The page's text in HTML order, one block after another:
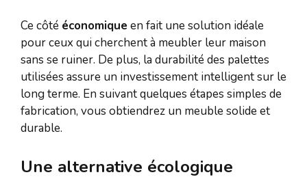
Ce côté économique en fait une solution idéale
pour ceux qui cherchent à meubler leur maison
sans se ruiner. De plus, la durabilité des palettes
utilisées assure un investissement intelligent sur le
long terme. En suivant quelques étapes simples de
fabrication, vous obtiendrez un meuble solide et
durable.
Une alternative écologique